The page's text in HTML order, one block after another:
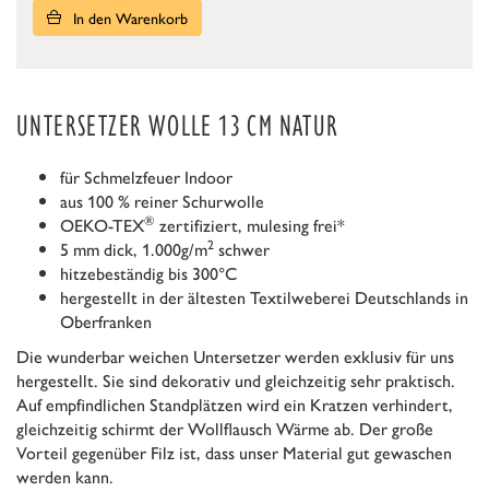
In den Warenkorb
UNTERSETZER WOLLE 13 CM NATUR
für Schmelzfeuer Indoor
aus 100 % reiner Schurwolle
OEKO-TEX® zertifiziert, mulesing frei*
5 mm dick, 1.000g/m2 schwer
hitzebeständig bis 300°C
hergestellt in der ältesten Textilweberei Deutschlands in
Oberfranken
Die wunderbar weichen Untersetzer werden exklusiv für uns
hergestellt. Sie sind dekorativ und gleichzeitig sehr praktisch.
Auf empfindlichen Standplätzen wird ein Kratzen verhindert,
gleichzeitig schirmt der Wollflausch Wärme ab. Der große
Vorteil gegenüber Filz ist, dass unser Material gut gewaschen
werden kann.